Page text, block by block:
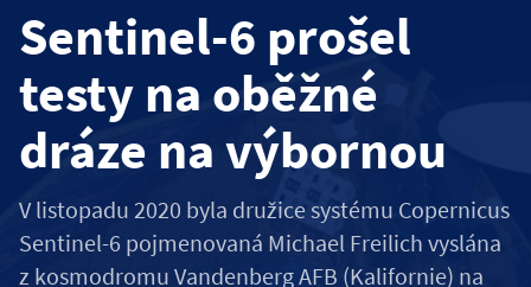
Sentinel-6 prošel
testy na oběžné
dráze na výbornou
V listopadu 2020 byla družice systému Copernicus
Sentinel-6 pojmenovaná Michael Freilich vyslána
z kosmodromu Vandenberg AFB (Kalifornie) na